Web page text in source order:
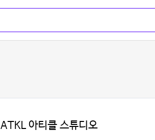
ATKL 아티클 스튜디오